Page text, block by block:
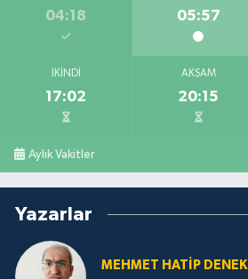
04:18 05:57
İKINDI
17:02
AKŞAM
20:15
Aylık Vakitler
Yazarlar
MEHMET HATİP DENEK